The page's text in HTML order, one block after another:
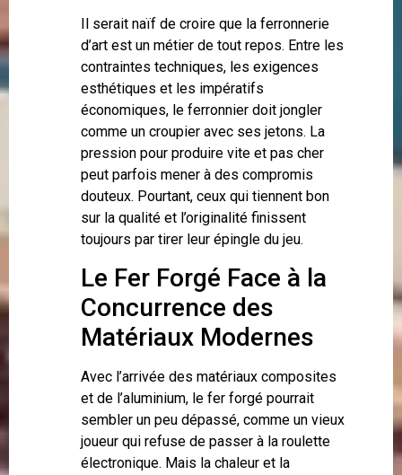
Il serait naïf de croire que la ferronnerie
d’art est un métier de tout repos. Entre les
contraintes techniques, les exigences
esthétiques et les impératifs
économiques, le ferronnier doit jongler
comme un croupier avec ses jetons. La
pression pour produire vite et pas cher
peut parfois mener à des compromis
douteux. Pourtant, ceux qui tiennent bon
sur la qualité et l’originalité finissent
toujours par tirer leur épingle du jeu.
Le Fer Forgé Face à la
Concurrence des
Matériaux Modernes
Avec l’arrivée des matériaux composites
et de l’aluminium, le fer forgé pourrait
sembler un peu dépassé, comme un vieux
joueur qui refuse de passer à la roulette
électronique. Mais la chaleur et la